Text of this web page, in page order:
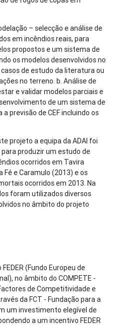
– selecção e análise de
em incêndios reais, para
propostos e um sistema de
os modelos desenvolvidos no
de estudo da literatura ou
no terreno. b. Análise de
e validar modelos parciais e
de um sistema de
previsão de CEF incluindo os
projeto a equipa da ADAI foi
produzir um estudo de
ocorridos em Tavira
Fé e Caramulo (2013) e os
ocorridos em 2013. Na
foram utilizados diversos
no âmbito do projeto
(Fundo Europeu de
no âmbito do COMPETE -
de Competitividade e
da FCT - Fundação para a
um investimento elegível de
a um incentivo FEDER